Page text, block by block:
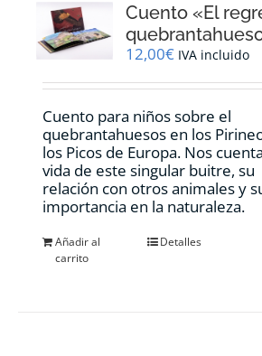
Cuento «El
12,00€ IVA incluido
Cuento para niños sobre el
quebrantahuesos en los
los Picos de Europa. Nos
vida de este singular buitre, su
relación con otros animales y
importancia en la naturaleza.
Añadir al
carrito
Detalles